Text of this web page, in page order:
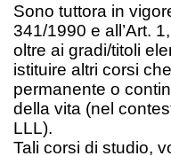
Sono tuttora in
341/1990 e all’Art.
oltre ai gradi/titoli
istituire altri corsi
permanente o
della vita (nel
LLL).
Tali corsi di studio,